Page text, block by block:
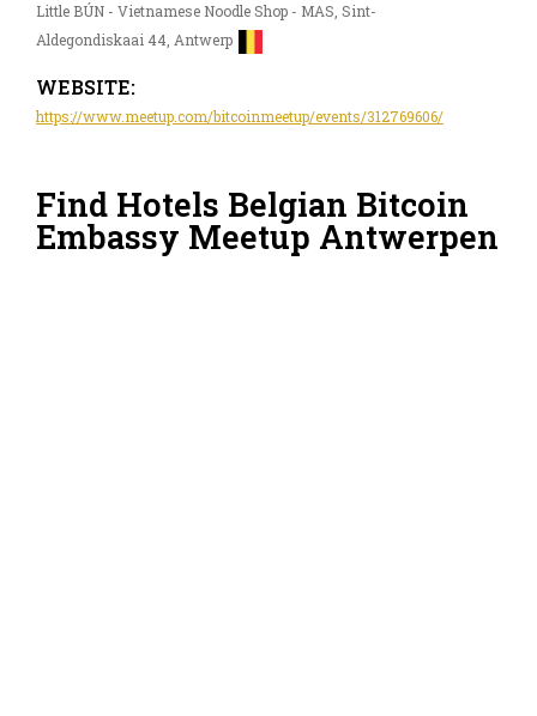
Little BÚN - Vietnamese Noodle Shop - MAS, Sint-
Aldegondiskaai 44, Antwerp
WEBSITE:
https://www.meetup.com/bitcoinmeetup/events/312769606/
Find Hotels Belgian Bitcoin
Embassy Meetup Antwerpen